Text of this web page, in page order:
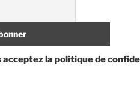
acceptez la politique de